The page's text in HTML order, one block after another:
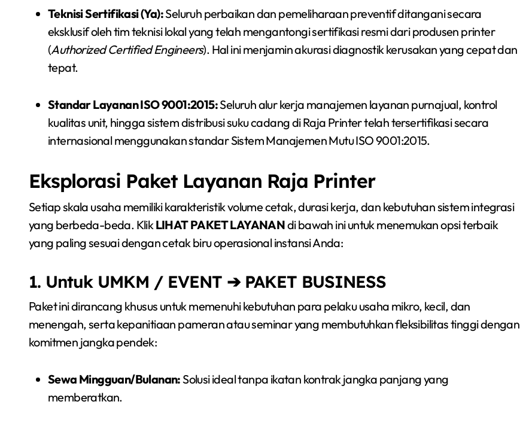
Teknisi Sertifikasi (Ya):Seluruh perbaikan dan pemeliharaan preventif ditangani secara
eksklusif oleh tim teknisi lokal yang telah mengantongi sertifikasi resmi dari produsen printer
(Authorized Certified Engineers). Hal ini menjamin akurasi diagnostik kerusakan yang cepat dan
tepat.
Standar Layanan ISO 9001:2015:Seluruh alur kerja manajemen layanan purnajual, kontrol
kualitas unit, hingga sistem distribusi suku cadang di Raja Printer telah tersertifikasi secara
internasional menggunakan standar Sistem Manajemen Mutu ISO 9001:2015.
Eksplorasi Paket Layanan Raja Printer
Setiap skala usaha memiliki karakteristik volume cetak, durasi kerja, dan kebutuhan sistem integrasi
yang berbeda-beda. KlikLIHAT PAKET LAYANANdi bawah ini untuk menemukan opsi terbaik
yang paling sesuai dengan cetak biru operasional instansi Anda:
1. Untuk UMKM / EVENT ➔ PAKET BUSINESS
Paket ini dirancang khusus untuk memenuhi kebutuhan para pelaku usaha mikro, kecil, dan
menengah, serta kepanitiaan pameran atau seminar yang membutuhkan fleksibilitas tinggi dengan
komitmen jangka pendek:
Sewa Mingguan/Bulanan:Solusi ideal tanpa ikatan kontrak jangka panjang yang
memberatkan.